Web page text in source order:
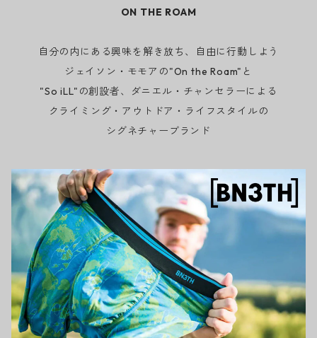
ON THE ROAM
自分の内にある興味を解き放ち、自由に行動しよう
ジェイソン・モモアの"On the Roam"と
"So iLL"の創設者、ダニエル・チャンセラーによる
クライミング・アウトドア・ライフスタイルの
シグネチャーブランド